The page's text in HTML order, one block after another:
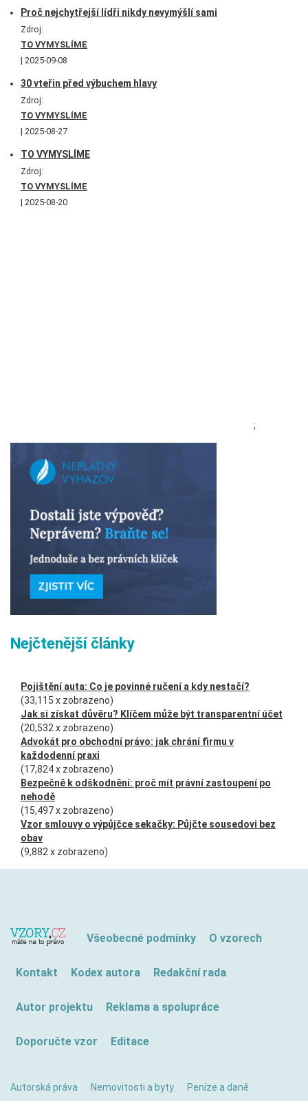
Proč nejchytřejší lídři nikdy nevymýšlí sami
Zdroj:
TO VYMYSLÍME
2025-09-08
30 vteřin před výbuchem hlavy
Zdroj:
TO VYMYSLÍME
2025-08-27
TO VYMYSLÍME
Zdroj:
TO VYMYSLÍME
2025-08-20
;
Nejčtenější články
Pojištění auta: Co je povinné ručení a kdy nestačí?
(33,115 x zobrazeno)
Jak si získat důvěru? Klíčem může být transparentní účet
(20,532 x zobrazeno)
Advokát pro obchodní právo: jak chrání firmu v
každodenní praxi
(17,824 x zobrazeno)
Bezpečně k odškodnění: proč mít právní zastoupení po
nehodě
(15,497 x zobrazeno)
Vzor smlouvy o výpůjčce sekačky: Půjčte sousedovi bez
obav
(9,882 x zobrazeno)
Všeobecné podmínky O vzorech
Kontakt Kodex autora Redakční rada
Autor projektu Reklama a spolupráce
Doporučte vzor Editace
Autorská práva Nemovitosti a byty Peníze a daně